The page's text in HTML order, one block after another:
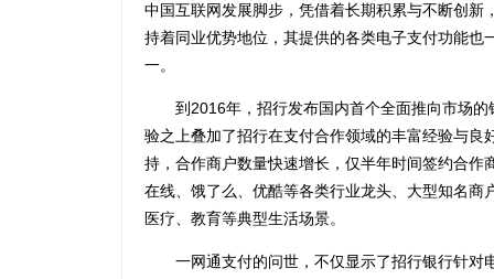
中国互联网发展脚步，凭借着长期积累与不断创
持着同业优势地位，其提供的各类电子支付功能也
一。
到2016年，招行发布国内首个全面推向市场的
验之上叠加了招行在支付合作领域的丰富经验与
持，合作商户数量快速增长，仅半年时间签约合
在线、饿了么、优酷等各类行业龙头、大型知名
医疗、教育等典型生活场景。
一网通支付的问世，不仅显示了招行银行针对